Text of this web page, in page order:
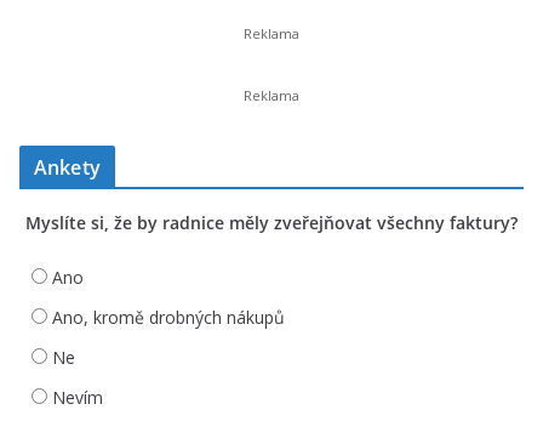
Ankety
Myslíte si, že by radnice měly zveřejňovat všechny faktury?
Ano
Ano, kromě drobných nákupů
Ne
Nevím